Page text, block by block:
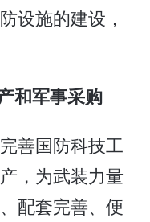
设施的建设，
和军事采购
善国防科技工
，为武装力量
配套完善、便